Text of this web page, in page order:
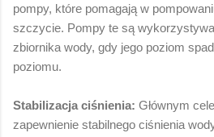
pompy, które pomagają w
szczycie. Pompy te są
zbiornika wody, gdy jego poziom
poziomu.
Stabilizacja ciśnienia: Głównym
zapewnienie stabilnego ciśnienia